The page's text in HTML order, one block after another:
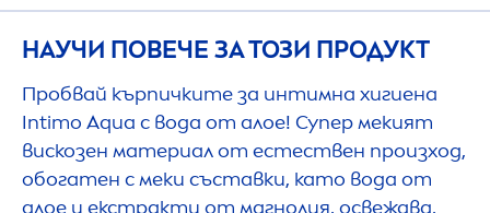
НАУЧИ ПОВЕЧЕ ЗА ТОЗИ ПРОДУКТ
Пробвай кърпичките за интимна хигиена
Intimo Aqua с вода от алое! Супер мекият
вискозен материал от естествен произход,
обогатен с меки съставки, като вода от
алое и екстракти от магнолия, освежава,